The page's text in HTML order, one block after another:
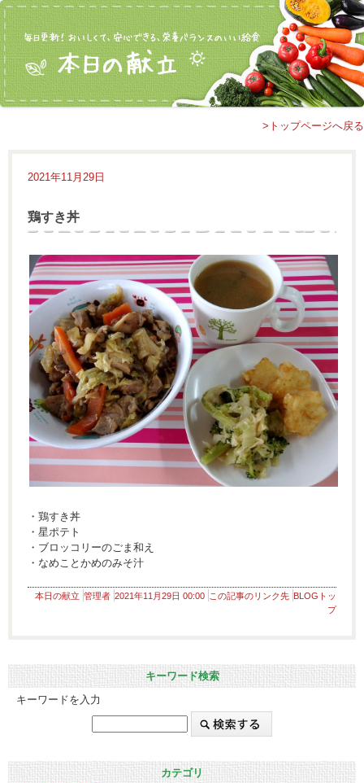
>トップページへ戻る
2021年11月29日
鶏すき丼
・鶏すき丼
・星ポテト
・ブロッコリーのごま和え
・なめことかめのみそ汁
本日の献立 管理者 2021年11月29日 00:00 この記事のリンク先 BLOGトッ
プ
キーワード検索
キーワードを入力
カテゴリ